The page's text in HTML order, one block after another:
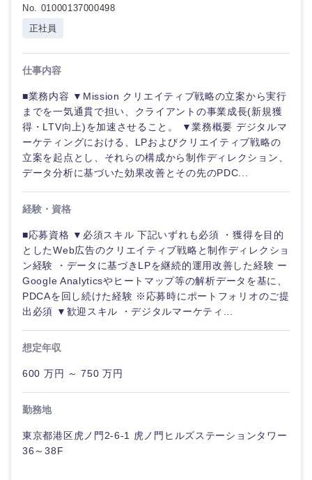
No. 01000137000498
正社員
仕事内容
■業務内容 ▼Mission クリエイティブ戦略の立案から実行
までを一気通貫で担い、クライアントの事業成長(新規獲
得・LTV向上)を加速させること。 ▼業務概要 デジタルマ
ーケティングにおける、LPおよびクリエイティブ戦略の
立案を起点とし、それらの構成から制作ディレクション、
データ分析に基づいた効果改善とその先のPDC...
経験・資格
■応募資格 ▼必須スキル 下記いずれも必須 ・獲得を目的
としたWeb広告のクリエイティブ戦略と制作ディレクショ
ン経験 ・データに基づきLPを継続的運用改善した経験 ー
Google Analyticsやヒートマップ等の解析データを基に、
PDCAを回し続けた経験 ※応募時にポートフォリオのご提
出必須 ▼歓迎スキル ・デジタルマーケティ...
想定年収
600 万円 ～ 750 万円
勤務地
東京都港区虎ノ門2-6-1 虎ノ門ヒルズステーションタワー
36～38F